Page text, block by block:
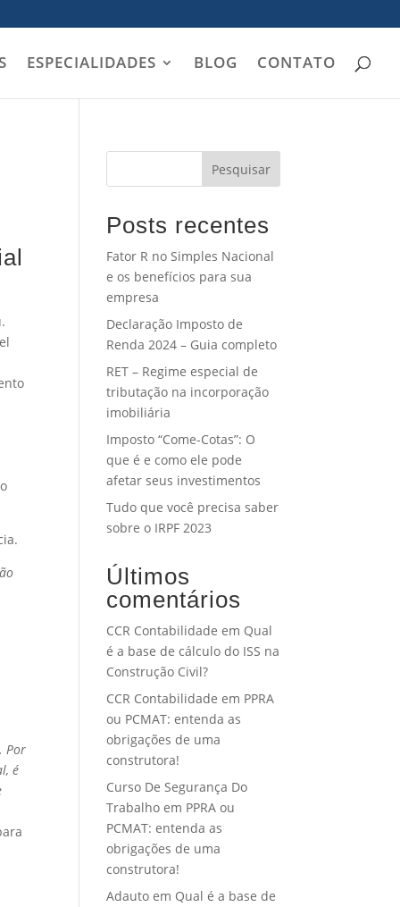
ESPECIALIDADES BLOG CONTATO
Por
é
Pesquisar
Posts recentes
Fator R no Simples Nacional
e os benefícios para sua
empresa
Declaração Imposto de
Renda 2024 – Guia completo
RET – Regime especial de
tributação na incorporação
imobiliária
Imposto “Come-Cotas”: O
que é e como ele pode
afetar seus investimentos
Tudo que você precisa saber
sobre o IRPF 2023
Últimos
comentários
CCR Contabilidade em Qual
é a base de cálculo do ISS na
Construção Civil?
CCR Contabilidade em PPRA
ou PCMAT: entenda as
obrigações de uma
construtora!
Curso De Segurança Do
Trabalho em PPRA ou
PCMAT: entenda as
obrigações de uma
construtora!
Adauto em Qual é a base de